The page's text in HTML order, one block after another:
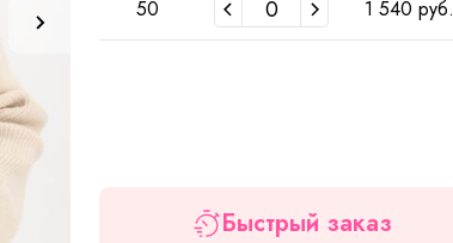
50 1 540 руб.
Быстрый заказ